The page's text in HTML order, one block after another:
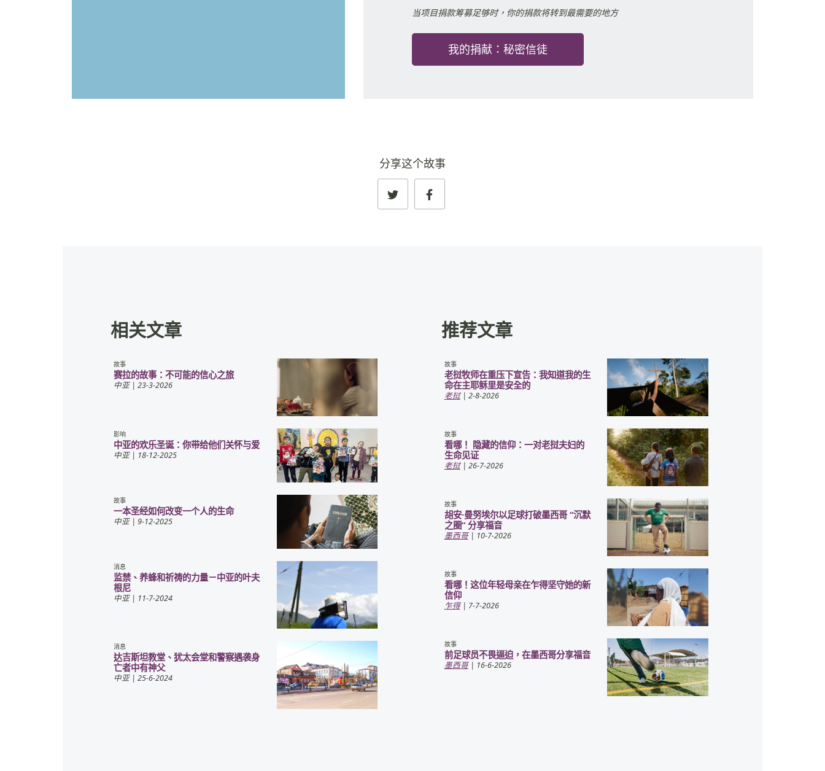
当项目捐款筹募足够时，你的捐款将转到最需要的地方
我的捐献：秘密信徒
分享这个故事
相关文章
故事
赛拉的故事：不可能的信心之旅
中亚| 23-3-2026
影响
中亚的欢乐圣诞：你带给他们关怀与爱
中亚| 18-12-2025
故事
一本圣经如何改变一个人的生命
中亚| 9-12-2025
消息
监禁、养蜂和祈祷的力量－中亚的叶夫
根尼
中亚| 11-7-2024
消息
达吉斯坦教堂、犹太会堂和警察遇袭身
亡者中有神父
中亚| 25-6-2024
推荐文章
故事
老挝牧师在重压下宣告：我知道我的生
命在主耶稣里是安全的
老挝| 2-8-2026
故事
看哪！ 隐藏的信仰：一对老挝夫妇的
生命见证
老挝| 26-7-2026
故事
胡安·曼努埃尔以足球打破墨西哥 “沉默
之圈” 分享福音
墨西哥| 10-7-2026
故事
看哪！这位年轻母亲在乍得坚守她的新
信仰
乍得| 7-7-2026
故事
前足球员不畏逼迫，在墨西哥分享福音
墨西哥| 16-6-2026